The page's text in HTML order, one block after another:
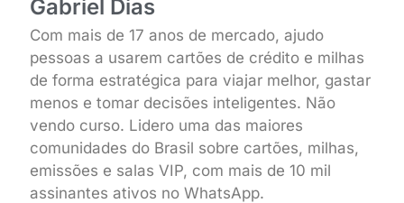
Gabriel Dias
Com mais de 17 anos de mercado, ajudo
pessoas a usarem cartões de crédito e milhas
de forma estratégica para viajar melhor, gastar
menos e tomar decisões inteligentes. Não
vendo curso. Lidero uma das maiores
comunidades do Brasil sobre cartões, milhas,
emissões e salas VIP, com mais de 10 mil
assinantes ativos no WhatsApp.